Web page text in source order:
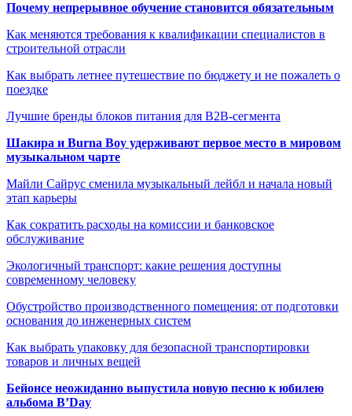
Почему непрерывное обучение становится обязательным
Как меняются требования к квалификации специалистов в
строительной отрасли
Как выбрать летнее путешествие по бюджету и не пожалеть о
поездке
Лучшие бренды блоков питания для B2B-сегмента
Шакира и Burna Boy удерживают первое место в мировом
музыкальном чарте
Майли Сайрус сменила музыкальный лейбл и начала новый
этап карьеры
Как сократить расходы на комиссии и банковское
обслуживание
Экологичный транспорт: какие решения доступны
современному человеку
Обустройство производственного помещения: от подготовки
основания до инженерных систем
Как выбрать упаковку для безопасной транспортировки
товаров и личных вещей
Бейонсе неожиданно выпустила новую песню к юбилею
альбома B’Day